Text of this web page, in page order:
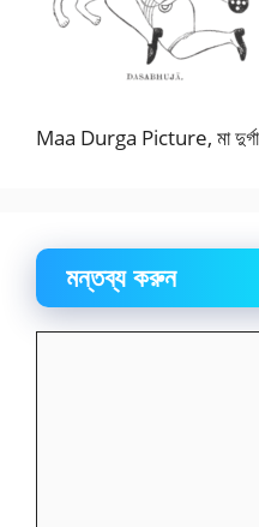
Maa Durga Picture, মা দুর্গা
মন্তব্য করুন